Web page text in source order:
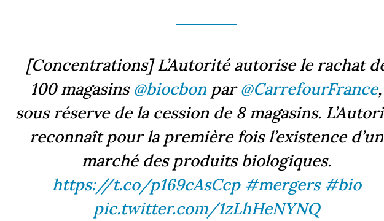
[Concentrations] L’Autorité autorise le rachat
100 magasins @biocbon par@CarrefourFrance,
sous réserve de la cession de 8 magasins.
reconnaît pour la première fois l’existence d’un
marché des produits biologiques.
https://t.co/p169cAsCcp #mergers #bio
pic.twitter.com/1zLhHeNYNQ